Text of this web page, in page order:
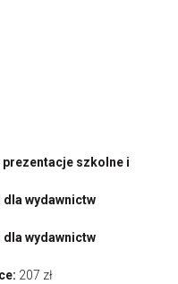
prezentacje szkolne i
wydawnictw
wydawnictw
207 zł